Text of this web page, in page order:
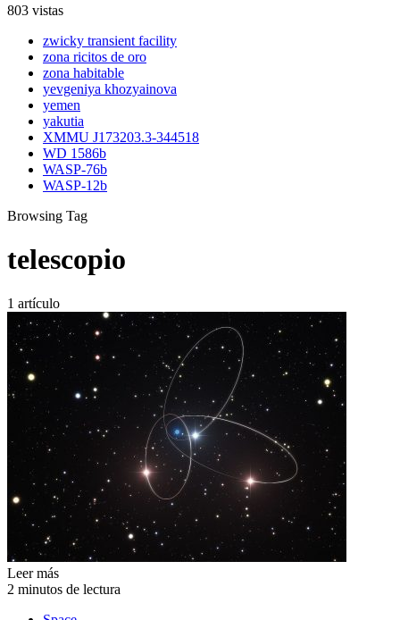
803 vistas
zwicky transient facility
zona ricitos de oro
zona habitable
yevgeniya khozyainova
yemen
yakutia
XMMU J173203.3-344518
WD 1586b
WASP-76b
WASP-12b
Browsing Tag
telescopio
1 artículo
Leer más
2 minutos de lectura